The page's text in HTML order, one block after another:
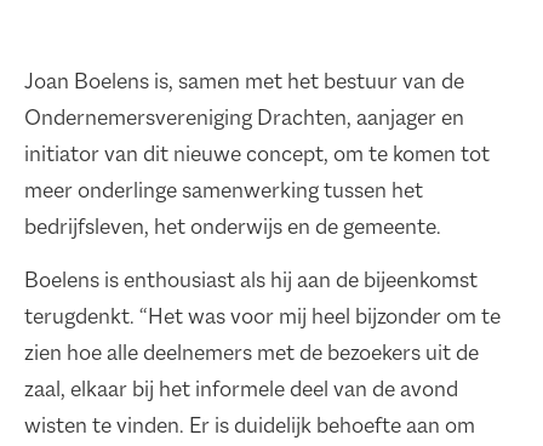
Joan Boelens is, samen met het bestuur van de
Ondernemersvereniging Drachten, aanjager en
initiator van dit nieuwe concept, om te komen tot
meer onderlinge samenwerking tussen het
bedrijfsleven, het onderwijs en de gemeente.
Boelens is enthousiast als hij aan de bijeenkomst
terugdenkt. “Het was voor mij heel bijzonder om te
zien hoe alle deelnemers met de bezoekers uit de
zaal, elkaar bij het informele deel van de avond
wisten te vinden. Er is duidelijk behoefte aan om